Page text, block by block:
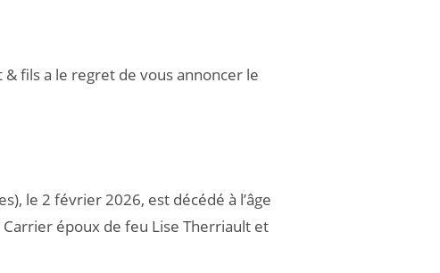
fils a le regret de vous annoncer le
le 2 février 2026, est décédé à l’âge
Carrier époux de feu Lise Therriault et